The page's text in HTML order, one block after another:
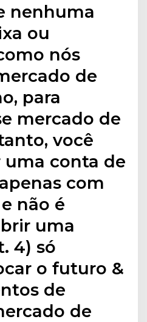
nenhuma
ou
nós
de
para
mercado de
você
uma conta de
com
não é
uma
4) só
o futuro &
de
de